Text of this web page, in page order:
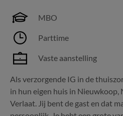
MBO
Parttime
Vaste aanstelling
Als verzorgende IG in de
in hun eigen huis in Nieuwkoop,
Verlaat. Jij bent de gast en dat